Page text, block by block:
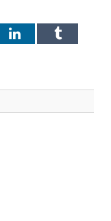
LinkedInTumblr